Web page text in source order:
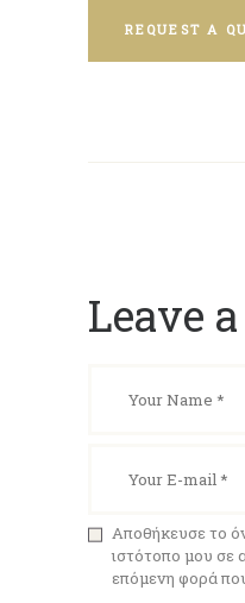
REQUEST A
Leave
Αποθήκευσε το
ιστότοπο μου σε
επόμενη φορά